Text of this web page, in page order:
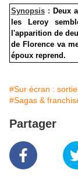
Synopsis: Deux
les Leroy
l'apparition de
de Florence va
époux reprend.
#Sur écran :
#Sagas &
Partager